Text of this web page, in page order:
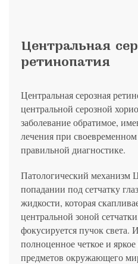
Центральная
ретинопатия
Центральная серозная
центральной серозной
заболевание обратимое,
лечения при
правильной диагностике.
Патологический механизм
попадании под сетчатку
жидкости, которая
центральной зоной
фокусируется пучок света.
полноценное четкое и
предметов окружающего
Консультация и
+7 991 098-
Я соглашаюсь на получение
13.03.2006 №38-ФЗ на
политикой